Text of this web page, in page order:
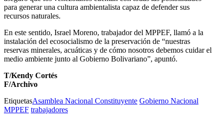
para generar una cultura ambientalista capaz de defender sus
recursos naturales.
En este sentido, Israel Moreno, trabajador del MPPEF, llamó a la
instalación del ecosocialismo de la preservación de “nuestras
reservas minerales, acuáticas y de cómo nosotros debemos cuidar el
medio ambiente junto al Gobierno Bolivariano”, apuntó.
T/Kendy Cortés
F/Archivo
EtiquetasAsamblea Nacional Constituyente Gobierno Nacional
MPPEF trabajadores